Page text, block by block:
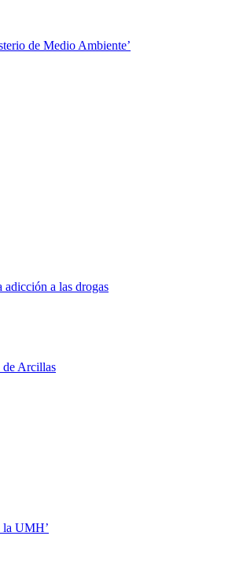
de Medio Ambiente’
a las drogas
de Arcillas
la UMH’